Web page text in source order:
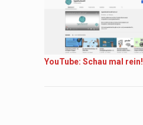
YouTube: Schau mal rein!